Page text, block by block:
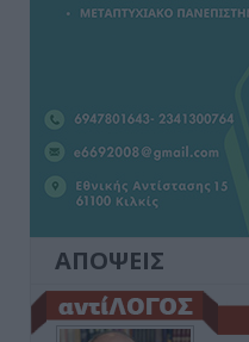
ΑΠΟΨΕΙΣ